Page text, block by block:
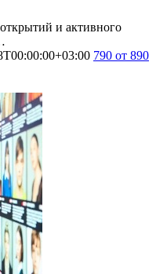
и активного
790 от 890